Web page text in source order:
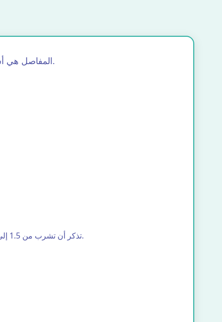
المفاصل هي أساس حركتنا. ولكن، مع التقدم في العمر والإجهاد التأكسدي وأنماط حياتنا المستقرة، فإنها تتآكل أسرع مما نتصور.
تذكر أن تشرب من 1.5 إلى 2 لتر من الماء يومياً، بالإضافة إلى المصادر الطبيعية لحمض الهيالورونيك الموجودة في بعض الأطعمة أو المكملات الغذائية.